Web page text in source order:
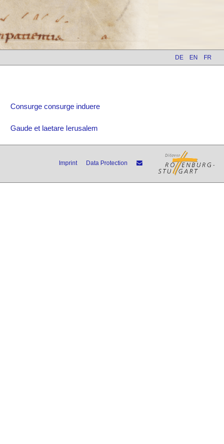
DE EN FR
Consurge consurge induere
Gaude et laetare Ierusalem
Imprint Data Protection